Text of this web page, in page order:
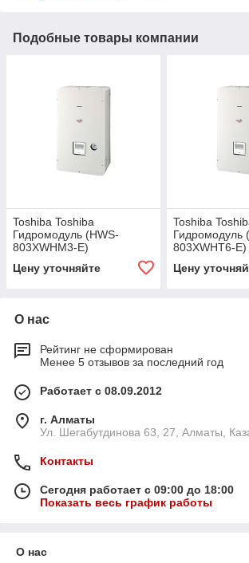
Подобные товары компании
Toshiba Toshiba
Гидромодуль (HWS-
803XWHM3-E)
Цену уточняйте
Toshiba
Гидромодуль
803XWHT6-E)
Цену
О нас
Рейтинг не сформирован
Менее 5 отзывов за последний год
Работает с 08.09.2012
г. Алматы
Ул. Шегабутдинова 63, 27, Алматы,
Контакты
Сегодня работает с 09:00 до 18:00
Показать весь график работы
О нас